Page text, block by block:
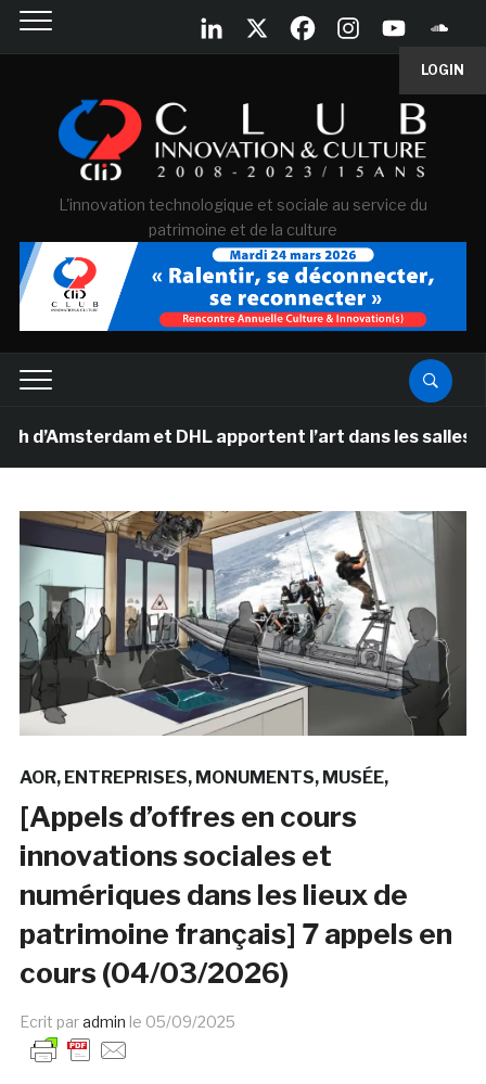
LOGIN
L'innovation technologique et sociale au service du
patrimoine et de la culture
et DHL apportent l’art dans les salles de
AOR ENTREPRISES MONUMENTS MUSÉE
[Appels d’offres en cours
innovations sociales et
numériques dans les lieux de
patrimoine français] 7 appels en
cours (04/03/2026)
Ecrit paradmin le 05/09/2025